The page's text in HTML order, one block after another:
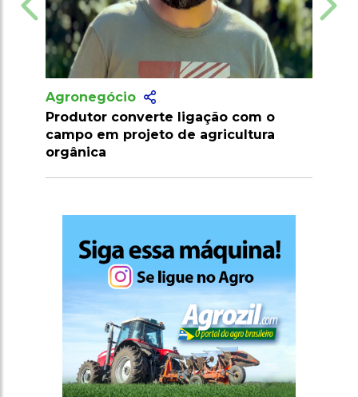
converte ligação com o
em projeto de agricultura
Marrocos
importação